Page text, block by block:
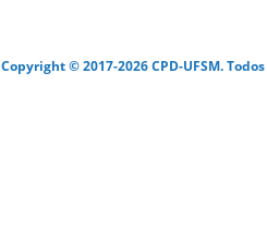
Copyright © 2017-2026 CPD-UFSM.